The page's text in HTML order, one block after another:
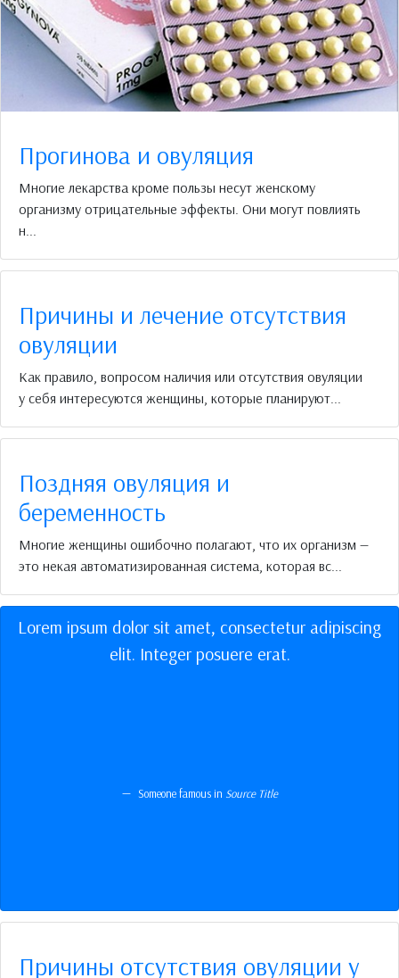
Прогинова и овуляция
Многие лекарства кроме пользы несут женскому
организму отрицательные эффекты. Они могут повлиять
н...
Причины и лечение отсутствия
овуляции
Как правило, вопросом наличия или отсутствия овуляции
у себя интересуются женщины, которые планируют...
Поздняя овуляция и
беременность
Многие женщины ошибочно полагают, что их организм —
это некая автоматизированная система, которая вс...
Lorem ipsum dolor sit amet, consectetur adipiscing
elit. Integer posuere erat.
Someone famous in Source Title
Причины отсутствия овуляции у